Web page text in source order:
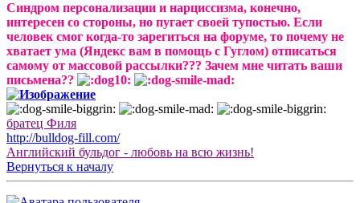
Синдром персонализации и нарциссизма, конечно,
интересен со стороны, но пугает своей тупостью. Если
человек смог когда-то зарегиться на форуме, то почему не
хватает ума (Яндекс вам в помощь с Гуглом) отписаться
самому от массовой рассылки??? Зачем мне читать ваши
письмена??
братец Филя
http://bulldog-fill.com/
Английский бульдог - любовь на всю жизнь!
Вернуться к началу